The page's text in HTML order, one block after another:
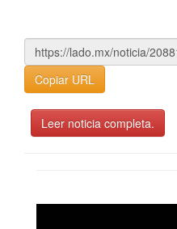
Copiar URL
Leer noticia completa.